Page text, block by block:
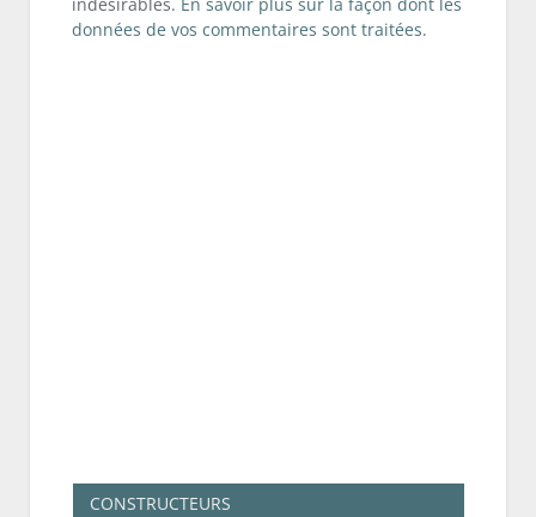
données de vos commentaires sont traitées.
CONSTRUCTEURS